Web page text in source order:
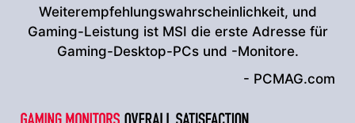
Weiterempfehlungswahrscheinlichkeit, und
Gaming-Leistung ist MSI die erste Adresse für
Gaming-Desktop-PCs und -Monitore.
- PCMAG.com